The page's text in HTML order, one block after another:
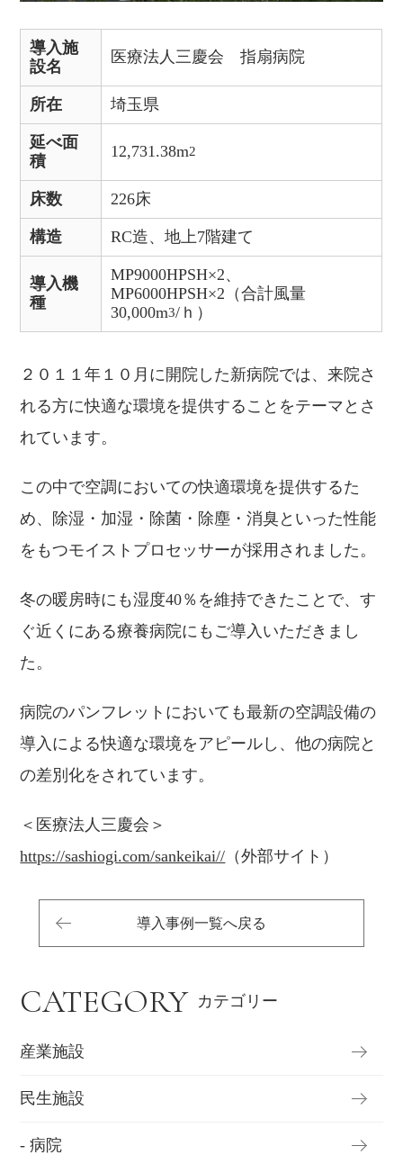
導入施
設名
医療法人三慶会 指扇病院
所在 埼玉県
延べ面
積
12,731.38m2
床数 226床
構造 RC造、地上7階建て
導入機
種
MP9000HPSH×2、
MP6000HPSH×2（合計風量
30,000m3/ｈ）
２０１１年１０月に開院した新病院では、来院さ
れる方に快適な環境を提供することをテーマとさ
れています。
この中で空調においての快適環境を提供するた
め、除湿・加湿・除菌・除塵・消臭といった性能
をもつモイストプロセッサーが採用されました。
冬の暖房時にも湿度40％を維持できたことで、す
ぐ近くにある療養病院にもご導入いただきまし
た。
病院のパンフレットにおいても最新の空調設備の
導入による快適な環境をアピールし、他の病院と
の差別化をされています。
＜医療法人三慶会＞
https://sashiogi.com/sankeikai// （外部サイト）
導入事例一覧へ戻る
CATEGORY カテゴリー
産業施設
民生施設
- 病院